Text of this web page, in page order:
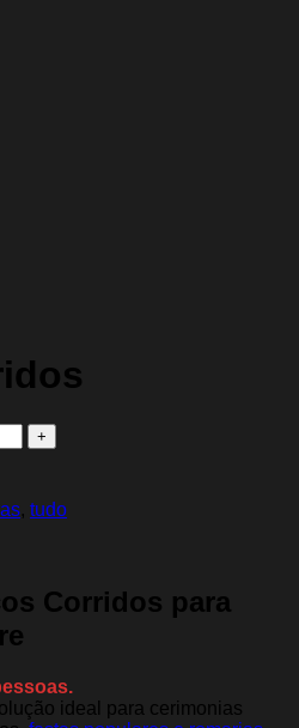
, tudo
Corridos para
ideal para cerimonias